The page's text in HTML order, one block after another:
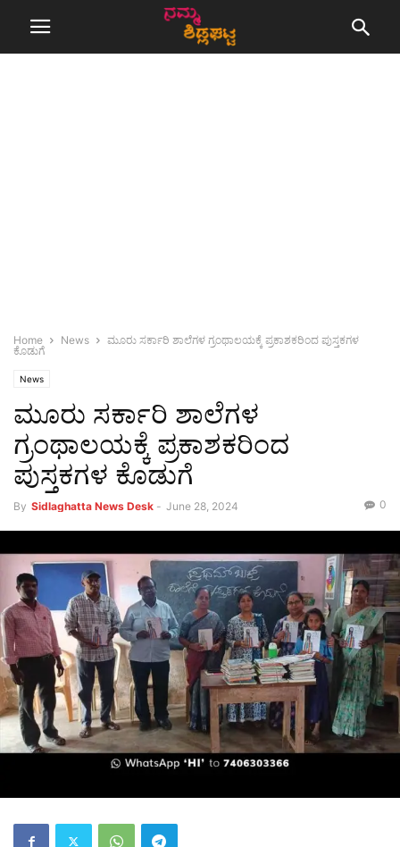
Home News
ಮೂರು ಸರ್ಕಾರಿ ಶಾಲೆಗಳ ಗ್ರಂಥಾಲಯಕ್ಕೆ ಪ್ರಕಾಶಕರಿಂದ ಪುಸ್ತಕಗಳ
ಕೊಡುಗೆ
News
ಮೂರು ಸರ್ಕಾರಿ ಶಾಲೆಗಳ
ಗ್ರಂಥಾಲಯಕ್ಕೆ ಪ್ರಕಾಶಕರಿಂದ
ಪುಸ್ತಕಗಳ ಕೊಡುಗೆ
By Sidlaghatta News Desk - June 28, 2024 0